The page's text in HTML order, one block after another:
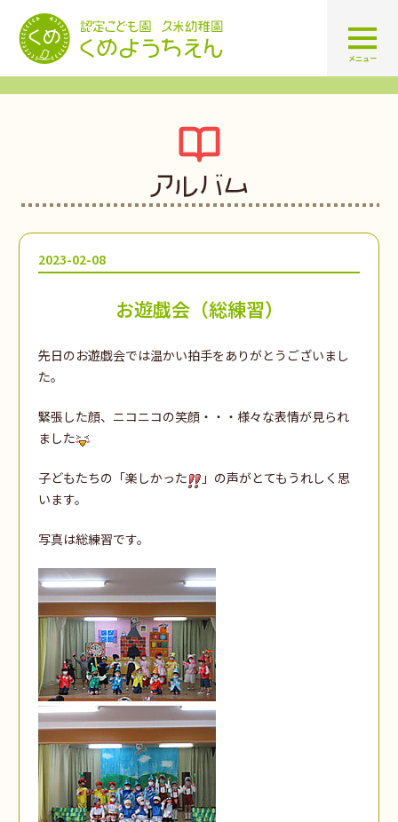
認定こども園 学校法人久米幼
メニュー
アルバム
2023-02-08
お遊戯会（総練習）
先日のお遊戯会では温かい拍手をありがとうございまし
た。
緊張した顔、ニコニコの笑顔・・・様々な表情が見られ
ました
子どもたちの「楽しかった
」の声がとてもうれしく思
います。
写真は総練習です。